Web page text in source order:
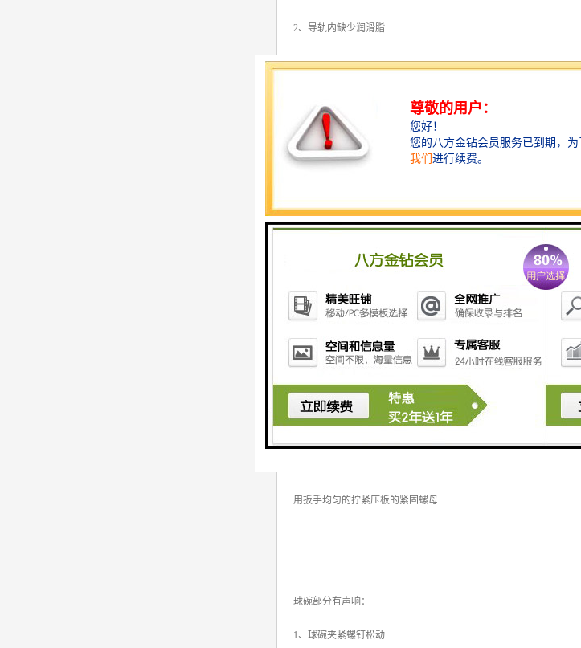
2、导轨内缺少润滑脂
2、添加润滑脂
3、拆开导轨研磨
推料器不工作：
推料器在滑块回程时，没有碰到打杆
用手盘动飞轮，调整打杆，检查推料器的作用
用扳手均匀的拧紧压板的紧固螺母
球碗部分有声响：
1、球碗夹紧螺钉松动